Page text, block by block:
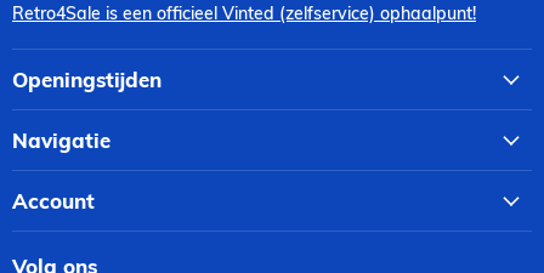
Retro4Sale is een officieel Vinted (zelfservice) ophaalpunt!
Openingstijden
Navigatie
Account
Volg ons